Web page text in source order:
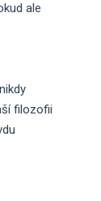
ale
filozofii